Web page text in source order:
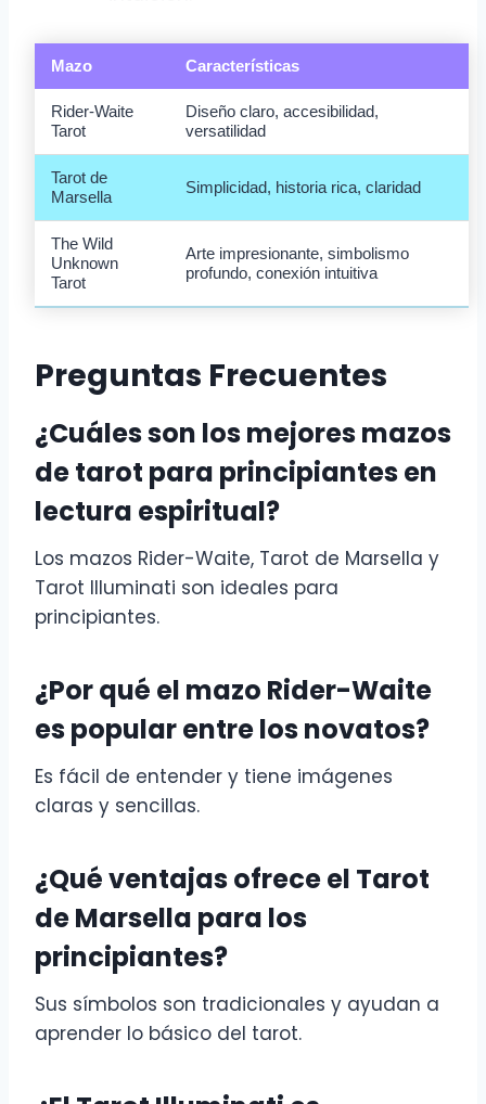
Mazo Características
Rider-Waite
Tarot
Diseño claro, accesibilidad,
versatilidad
Tarot de
Marsella
Simplicidad, historia rica, claridad
The Wild
Unknown
Tarot
Arte impresionante, simbolismo
profundo, conexión intuitiva
Preguntas Frecuentes
¿Cuáles son los mejores mazos
de tarot para principiantes en
lectura espiritual?
Los mazos Rider-Waite, Tarot de Marsella y
Tarot Illuminati son ideales para
principiantes.
¿Por qué el mazo Rider-Waite
es popular entre los novatos?
Es fácil de entender y tiene imágenes
claras y sencillas.
¿Qué ventajas ofrece el Tarot
de Marsella para los
principiantes?
Sus símbolos son tradicionales y ayudan a
aprender lo básico del tarot.